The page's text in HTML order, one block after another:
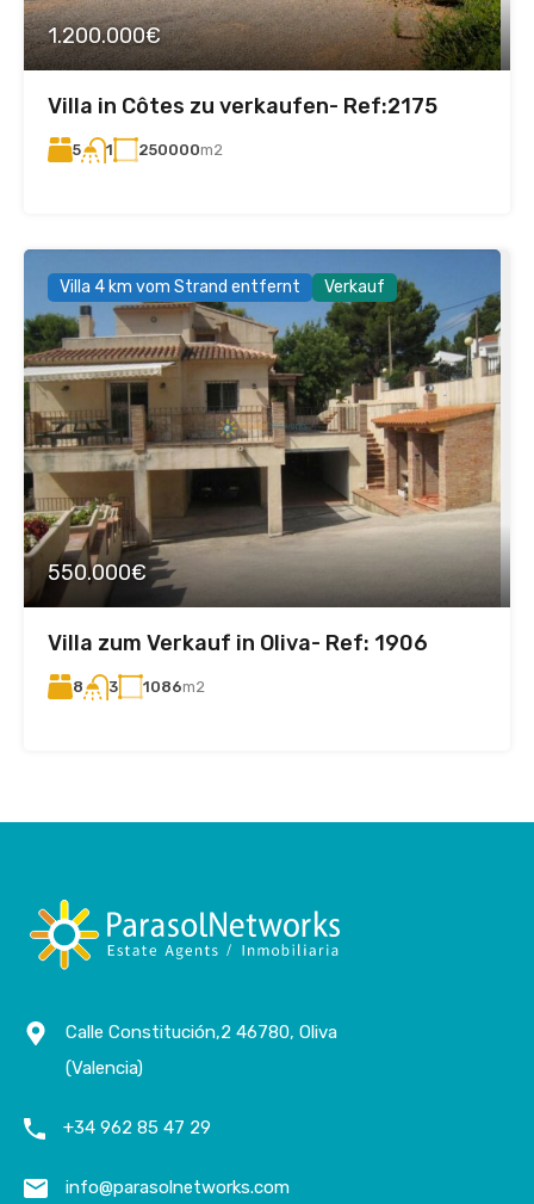
1.200.000€
Villa in Côtes zu verkaufen- Ref:2175
5 1 250000m2
Villa 4 km vom Strand entfernt Verkauf
550.000€
Villa zum Verkauf in Oliva- Ref: 1906
8 3 1086m2
Calle Constitución,2 46780, Oliva
(Valencia)
+34 962 85 47 29
info@parasolnetworks.com